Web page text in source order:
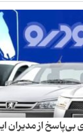
از مدیران